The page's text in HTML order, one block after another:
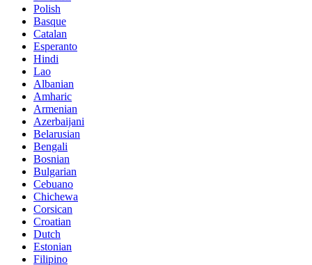
Polish
Basque
Catalan
Esperanto
Hindi
Lao
Albanian
Amharic
Armenian
Azerbaijani
Belarusian
Bengali
Bosnian
Bulgarian
Cebuano
Chichewa
Corsican
Croatian
Dutch
Estonian
Filipino